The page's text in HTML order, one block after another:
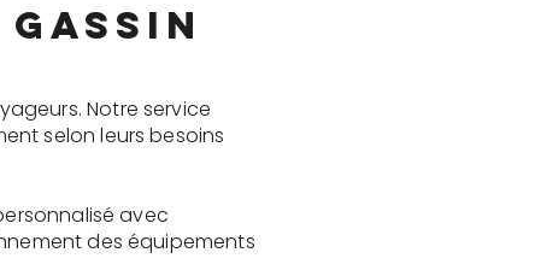
Notre service
selon leurs besoins
avec
des équipements